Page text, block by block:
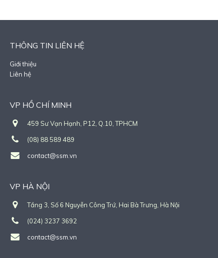
THÔNG TIN LIÊN HỆ
Giới thiệu
Liên hệ
VP HỒ CHÍ MINH
459 Sư Vạn Hạnh, P12, Q.10, TPHCM
(08) 88 589 489
contact@ssm.vn
VP HÀ NỘI
Tầng 3, Số 6 Nguyễn Công Trứ, Hai Bà Trưng, Hà Nội
(024) 3237 3692
contact@ssm.vn